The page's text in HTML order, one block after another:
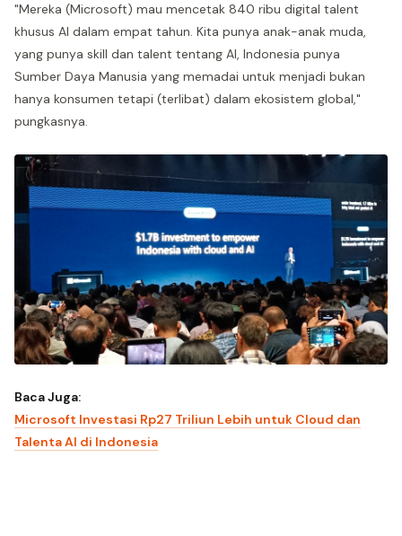
"Mereka (Microsoft) mau mencetak 840 ribu digital talent
khusus AI dalam empat tahun. Kita punya anak-anak muda,
yang punya skill dan talent tentang AI, Indonesia punya
Sumber Daya Manusia yang memadai untuk menjadi bukan
hanya konsumen tetapi (terlibat) dalam ekosistem global,"
pungkasnya.
Baca Juga:
Microsoft Investasi Rp27 Triliun Lebih untuk Cloud dan
Talenta AI di Indonesia